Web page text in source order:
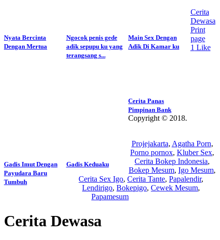
Nyata Bercinta
Dengan Mertua
Ngocok penis gede
adik sepupu ku yang
terangsang s...
Main Sex Dengan
Adik Di Kamar ku
Cerita Panas
Pimpinan Bank
Gadis Imut Dengan
Payudara Baru
Tumbuh
Gadis Keduaku
Cerita
Dewasa
Print
page
1 Like
Copyright © 2018.
Projejakarta, Agatha Porn,
Porno pornox, Kluber Sex,
Cerita Bokep Indonesia,
Bokep Mesum, Igo Mesum,
Cerita Sex Igo,Cerita Tante,Papalendir,
Lendirigo,Bokepigo,Cewek Mesum,
Papamesum
Cerita Dewasa